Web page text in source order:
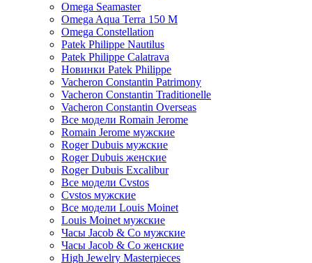
Omega Seamaster
Omega Aqua Terra 150 M
Omega Constellation
Patek Philippe Nautilus
Patek Philippe Calatrava
Новинки Patek Philippe
Vacheron Constantin Patrimony
Vacheron Constantin Traditionelle
Vacheron Constantin Overseas
Все модели Romain Jerome
Romain Jerome мужские
Roger Dubuis мужские
Roger Dubuis женские
Roger Dubuis Excalibur
Все модели Cvstos
Cvstos мужские
Все модели Louis Moinet
Louis Moinet мужские
Часы Jacob & Co мужские
Часы Jacob & Co женские
High Jewelry Masterpieces